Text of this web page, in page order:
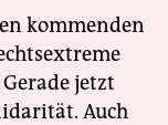
kommenden
jetzt
Auch